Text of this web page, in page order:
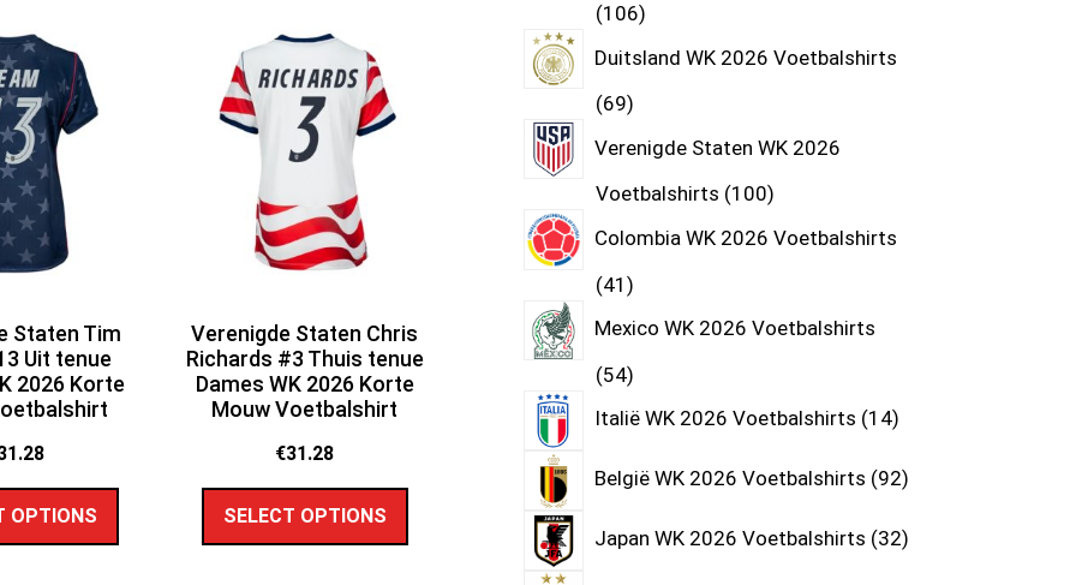
Staten Tim
Uit tenue
2026 Korte
OPTIONS
Verenigde Staten Chris
Richards #3 Thuis tenue
Dames WK 2026 Korte
Mouw Voetbalshirt
€31.28
SELECT OPTIONS
106
Duitsland WK 2026 Voetbalshirts
69
Verenigde Staten WK 2026
Voetbalshirts 100
Colombia WK 2026 Voetbalshirts
41
Mexico WK 2026 Voetbalshirts
54
Italië WK 2026 Voetbalshirts 14
België WK 2026 Voetbalshirts 92
Japan WK 2026 Voetbalshirts 32